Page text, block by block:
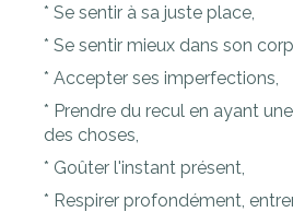
* Se sentir à sa juste place,
* Se sentir mieux dans son
* Accepter ses imperfections,
* Prendre du recul en ayant
des choses,
* Goûter l'instant présent,
* Respirer profondément,